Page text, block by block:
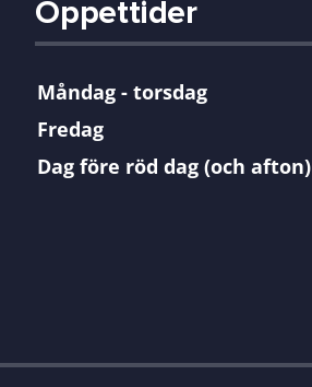
Öppettider
Måndag - torsdag
Fredag
Dag före röd dag (och afton)